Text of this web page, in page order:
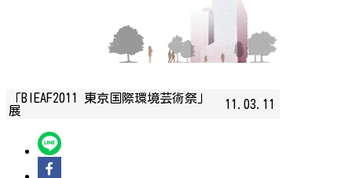
「BIEAF2011 東京国際環境芸術祭」
展
11.03.11